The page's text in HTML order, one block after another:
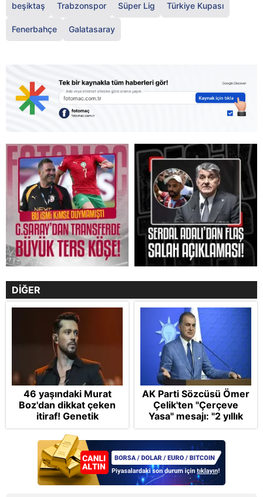
beşiktaş Trabzonspor Süper Lig Türkiye Kupası
Fenerbahçe Galatasaray
DİĞER
46 yaşındaki Murat
Boz'dan dikkat çeken
itiraf! Genetik
korkusunu açıkladı
AK Parti Sözcüsü Ömer
Çelik'ten "Çerçeve
Yasa" mesajı: "2 yıllık
sürecin en önemli
aşamasındayız"